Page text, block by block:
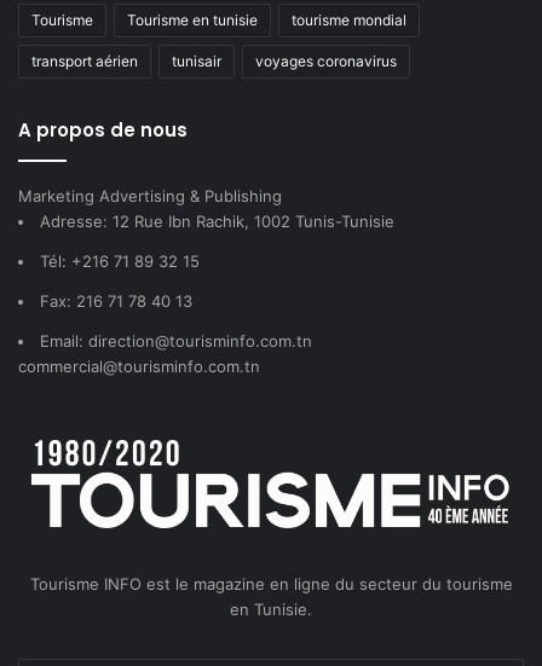
Tourisme Tourisme en tunisie tourisme mondial
transport aérien tunisair voyages coronavirus
A propos de nous
Marketing Advertising & Publishing
Adresse: 12 Rue Ibn Rachik, 1002 Tunis-Tunisie
Tél: +216 71 89 32 15
Fax: 216 71 78 40 13
Email: direction@tourisminfo.com.tn
commercial@tourisminfo.com.tn
Tourisme INFO est le magazine en ligne du secteur du tourisme
en Tunisie.